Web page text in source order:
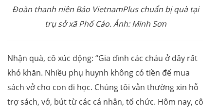
Đoàn thanh niên Báo VietnamPlus chuẩn bị quà tại
trụ sở xã Phố Cáo. Ảnh: Minh Sơn
Nhận quà, cô xúc động: “Gia đình các cháu ở đây rất
khó khăn. Nhiều phụ huynh không có tiền để mua
sách vở cho con đi học. Chúng tôi vẫn thường xin hỗ
trợ sách, vở, bút từ các cá nhân, tổ chức. Hôm nay, cô